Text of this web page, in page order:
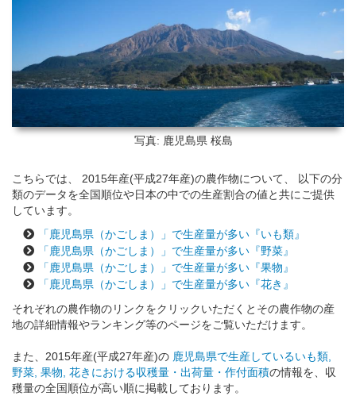
写真: 鹿児島県 桜島
こちらでは、 2015年産(平成27年産)の農作物について、 以下の分
類のデータを全国順位や日本の中での生産割合の値と共にご提供
しています。
「鹿児島県（かごしま）」で生産量が多い『いも類』
「鹿児島県（かごしま）」で生産量が多い『野菜』
「鹿児島県（かごしま）」で生産量が多い『果物』
「鹿児島県（かごしま）」で生産量が多い『花き』
それぞれの農作物のリンクをクリックいただくとその農作物の産
地の詳細情報やランキング等のページをご覧いただけます。
また、2015年産(平成27年産)の 鹿児島県で生産しているいも類,
野菜, 果物, 花きにおける収穫量・出荷量・作付面積の情報を、収
穫量の全国順位が高い順に掲載しております。